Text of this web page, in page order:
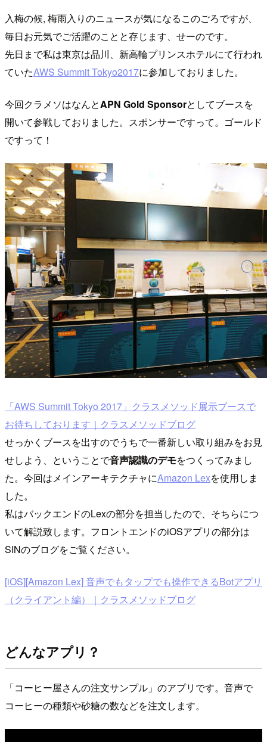
入梅の候, 梅雨入りのニュースが気になるこのごろですが、
毎日お元気でご活躍のことと存じます、せーのです。
先日まで私は東京は品川、新高輪プリンスホテルにて行われ
ていたAWS Summit Tokyo2017に参加しておりました。
今回クラメソはなんとAPN Gold Sponsorとしてブースを
開いて参戦しておりました。スポンサーですって。ゴールド
ですって！
「AWS Summit Tokyo 2017」クラスメソッド展示ブースで
お待ちしております｜クラスメソッドブログ
せっかくブースを出すのでうちで一番新しい取り組みをお見
せしよう、ということで音声認識のデモをつくってみまし
た。今回はメインアーキテクチャにAmazon Lexを使用しま
した。
私はバックエンドのLexの部分を担当したので、そちらにつ
いて解説致します。フロントエンドのiOSアプリの部分は
SINのブログをご覧ください。
[iOS][Amazon Lex] 音声でもタップでも操作できるBotアプリ
（クライアント編）｜クラスメソッドブログ
どんなアプリ？
「コーヒー屋さんの注文サンプル」のアプリです。音声で
コーヒーの種類や砂糖の数などを注文します。